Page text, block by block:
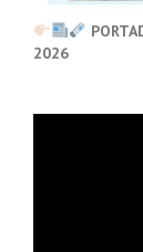
2026